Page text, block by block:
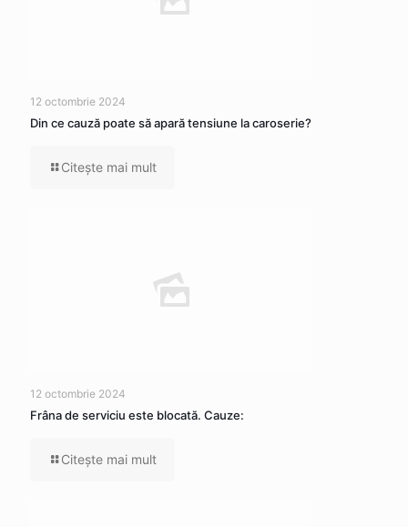
12 octombrie 2024
Din ce cauză poate să apară tensiune la caroserie?
Citeşte mai mult
12 octombrie 2024
Frâna de serviciu este blocată. Cauze:
Citeşte mai mult